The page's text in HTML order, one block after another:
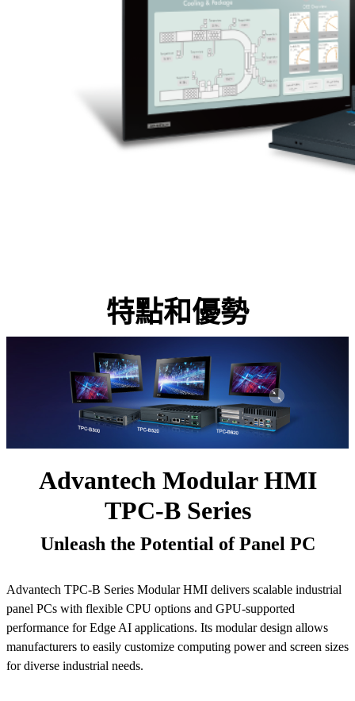
特點和優勢
Advantech Modular HMI
TPC-B Series
Unleash the Potential of Panel PC
Advantech TPC-B Series Modular HMI delivers scalable industrial
panel PCs with flexible CPU options and GPU-supported
performance for Edge AI applications. Its modular design allows
manufacturers to easily customize computing power and screen sizes
for diverse industrial needs.